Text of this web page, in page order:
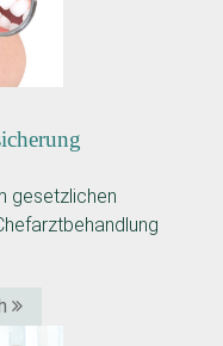
gesetzlichen